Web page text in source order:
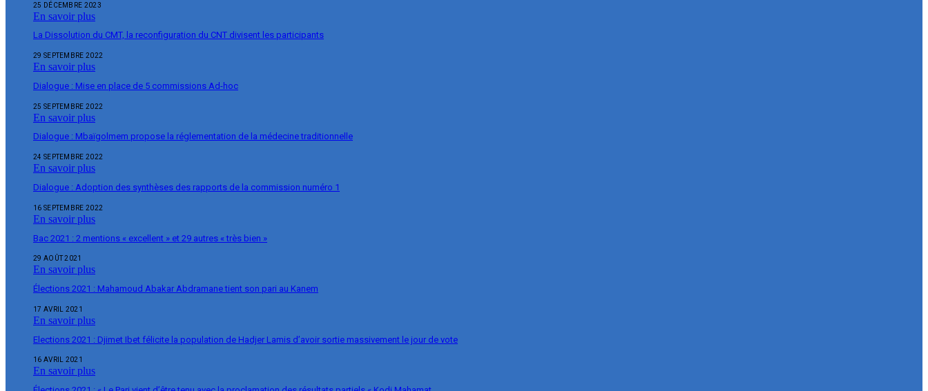
25 DÉCEMBRE 2023
En savoir plus
La Dissolution du CMT, la reconfiguration du CNT divisent les participants
29 SEPTEMBRE 2022
En savoir plus
Dialogue : Mise en place de 5 commissions Ad-hoc
25 SEPTEMBRE 2022
En savoir plus
Dialogue : Mbaïgolmem propose la réglementation de la médecine traditionnelle
24 SEPTEMBRE 2022
En savoir plus
Dialogue : Adoption des synthèses des rapports de la commission numéro 1
16 SEPTEMBRE 2022
En savoir plus
Bac 2021 : 2 mentions « excellent » et 29 autres « très bien »
29 AOÛT 2021
En savoir plus
Élections 2021 : Mahamoud Abakar Abdramane tient son pari au Kanem
17 AVRIL 2021
En savoir plus
Elections 2021 : Djimet Ibet félicite la population de Hadjer Lamis d’avoir sortie massivement le jour de vote
16 AVRIL 2021
En savoir plus